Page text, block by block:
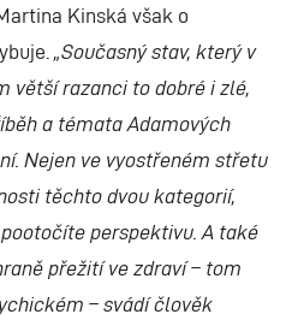
Kinská však o
„Současný stav, který v
větší razanci to dobré i zlé,
a témata Adamových
Nejen ve vyostřeném střetu
těchto dvou kategorií,
perspektivu. A také
přežití ve zdraví – tom
– svádí člověk